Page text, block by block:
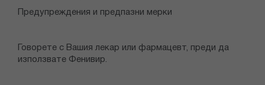
Предупреждения и предпазни мерки
Говорете с Вашия лекар или фармацевт, преди да
използвате Фенивир.